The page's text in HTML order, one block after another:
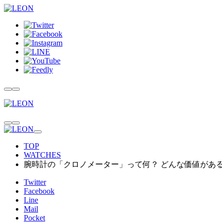
TOP
WATCHES
腕時計の「クロノメーター」って何？ どんな価値があ
Twitter
Facebook
Line
Mail
Pocket